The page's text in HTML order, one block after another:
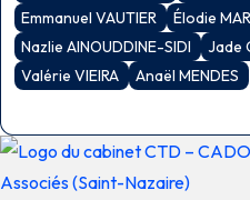
Emmanuel VAUTIER
Élodie
Nazlie AINOUDDINE-SIDI
Jade
Valérie VIEIRA
Anaël MENDES